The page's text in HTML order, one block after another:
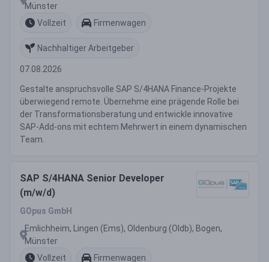
Münster
Vollzeit
Firmenwagen
Nachhaltiger Arbeitgeber
07.08.2026
Gestalte anspruchsvolle SAP S/4HANA Finance-Projekte
überwiegend remote. Übernehme eine prägende Rolle bei
der Transformationsberatung und entwickle innovative
SAP-Add-ons mit echtem Mehrwert in einem dynamischen
Team.
SAP S/4HANA Senior Developer
(m/w/d)
GOpus GmbH
Emlichheim, Lingen (Ems), Oldenburg (Oldb), Bogen,
Münster
Vollzeit
Firmenwagen